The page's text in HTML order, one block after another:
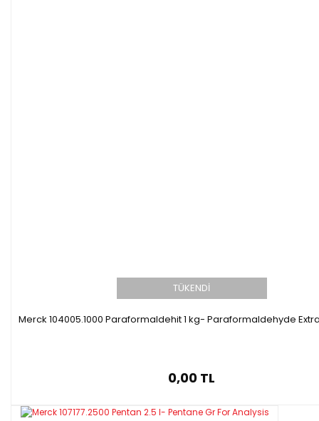
TÜKENDİ
Merck 104005.1000 Paraformaldehit 1 kg- Paraformaldehyde
0,00 TL